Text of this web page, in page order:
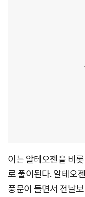
이는 알테오젠을 비
로 풀이된다. 알테오
풍문이 돌면서 전날